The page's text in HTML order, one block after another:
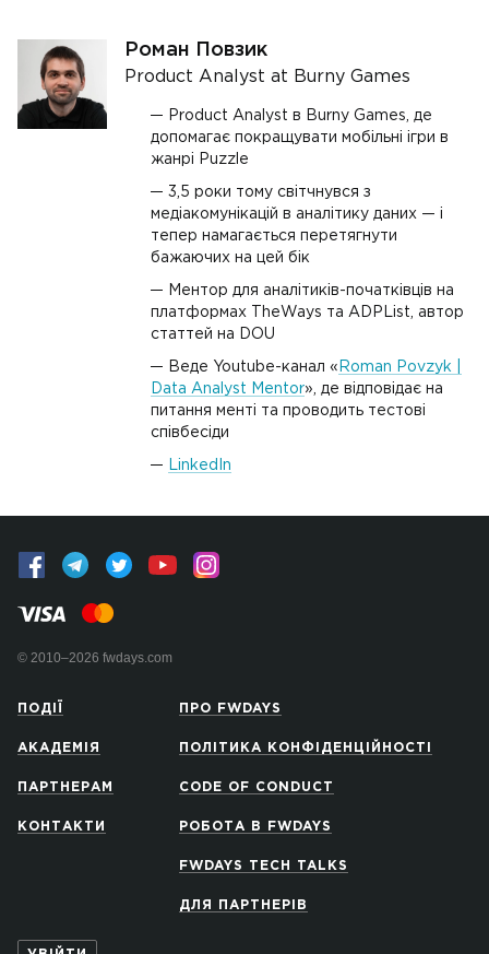
Роман Повзик
Product Analyst at Burny Games
Product Analyst в Burny Games, де
допомагає покращувати мобільні ігри в
жанрі Puzzle
3,5 роки тому світчнувся з
медіакомунікацій в аналітику даних — і
тепер намагається перетягнути
бажаючих на цей бік
Ментор для аналітиків-початківців на
платформах TheWays та ADPList, автор
статтей на DOU
Веде Youtube-канал « Roman Povzyk |
Data Analyst Mentor», де відповідає на
питання менті та проводить тестові
співбесіди
LinkedIn
© 2010–2026 fwdays.com
ПОДІЇ
АКАДЕМІЯ
ПАРТНЕРАМ
КОНТАКТИ
ПРО FWDAYS
ПОЛІТИКА КОНФІДЕНЦІЙНОСТІ
CODE OF CONDUCT
РОБОТА В FWDAYS
FWDAYS TECH TALKS
ДЛЯ ПАРТНЕРІВ